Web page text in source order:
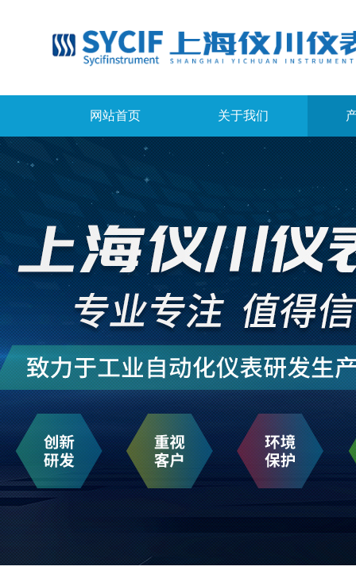
网站首页 关于我们